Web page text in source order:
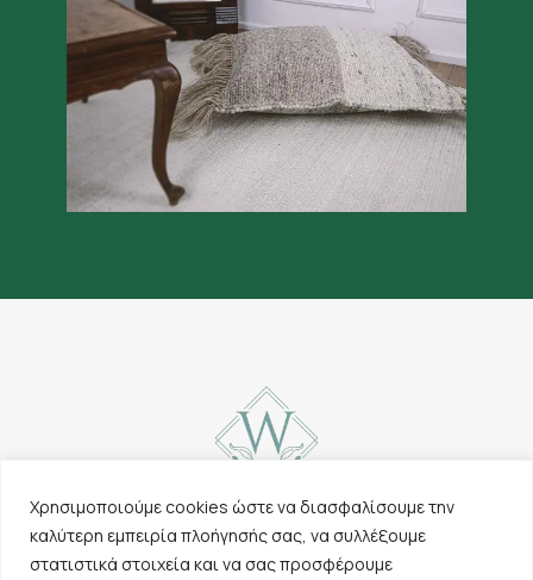
Χρησιμοποιούμε cookies ώστε να διασφαλίσουμε την
καλύτερη εμπειρία πλοήγησής σας, να συλλέξουμε
στατιστικά στοιχεία και να σας προσφέρουμε
Χαλιά
Επικοινωνία
Cookies & Πολιτική